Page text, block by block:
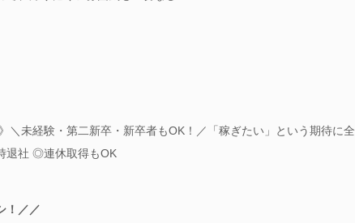
＼未経験・第二新卒・新卒者もOK！／「稼ぎたい」という期待に全
退社 ◎連休取得もOK
！／／